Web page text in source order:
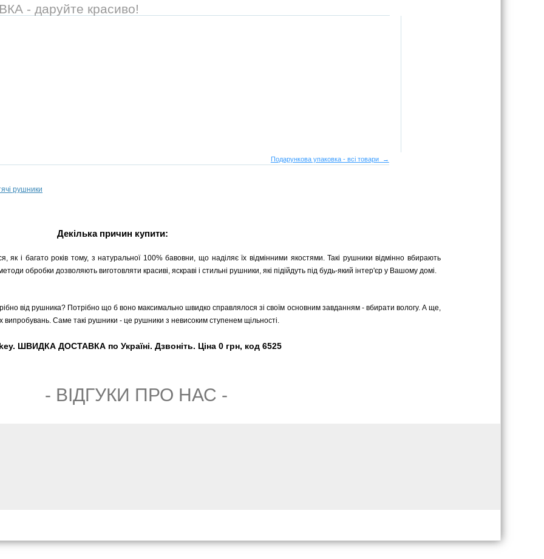
- даруйте красиво!
Подарункова упаковка - всі товари →
рушники
Декілька причин купити:
як і багато років тому, з натуральної 100% бавовни, що наділяє їх відмінними якостями. Такі рушники відмінно вбирають
обробки дозволяють виготовляти красиві, яскраві і стильні рушники, які підійдуть під будь-який інтер'єр у Вашому домі.
від рушника? Потрібно що б воно максимально швидко справлялося зі своїм основним завданням - вбирати вологу. А ще,
випробувань. Саме такі рушники - це рушники з невисоким ступенем щільності.
ШВИДКА ДОСТАВКА по Україні. Дзвоніть. Ціна 0 грн, код 6525
- ВIДГУКИ ПРО НАС -